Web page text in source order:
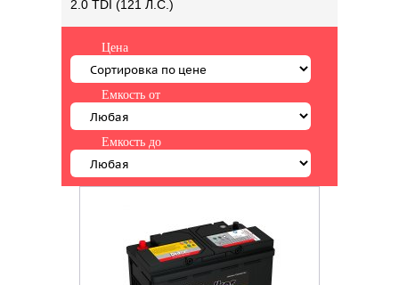
2.0 TDI (121 Л.С.)
Цена
Емкость от
Емкость до